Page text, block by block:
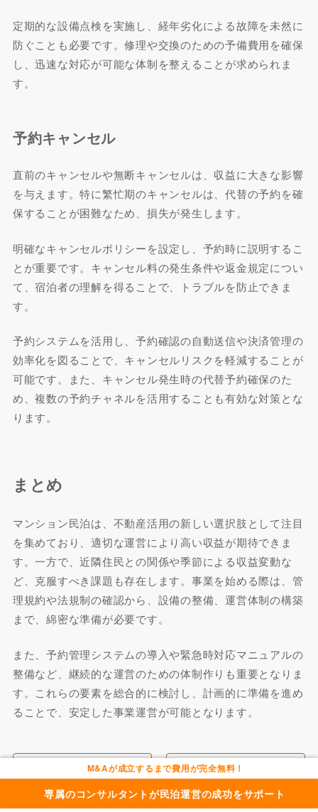
定期的な設備点検を実施し、経年劣化による故障を未然に
防ぐことも必要です。修理や交換のための予備費用を確保
し、迅速な対応が可能な体制を整えることが求められま
す。
予約キャンセル
直前のキャンセルや無断キャンセルは、収益に大きな影響
を与えます。特に繁忙期のキャンセルは、代替の予約を確
保することが困難なため、損失が発生します。
明確なキャンセルポリシーを設定し、予約時に説明するこ
とが重要です。キャンセル料の発生条件や返金規定につい
て、宿泊者の理解を得ることで、トラブルを防止できま
す。
予約システムを活用し、予約確認の自動送信や決済管理の
効率化を図ることで、キャンセルリスクを軽減することが
可能です。また、キャンセル発生時の代替予約確保のた
め、複数の予約チャネルを活用することも有効な対策とな
ります。
まとめ
マンション民泊は、不動産活用の新しい選択肢として注目
を集めており、適切な運営により高い収益が期待できま
す。一方で、近隣住民との関係や季節による収益変動な
ど、克服すべき課題も存在します。事業を始める際は、管
理規約や法規制の確認から、設備の整備、運営体制の構築
まで、綿密な準備が必要です。
また、予約管理システムの導入や緊急時対応マニュアルの
整備など、継続的な運営のための体制作りも重要となりま
す。これらの要素を総合的に検討し、計画的に準備を進め
ることで、安定した事業運営が可能となります。
ゲスト・運営トラブル
M&Aが成立するまで費用が完全無料！
専属のコンサルタントが民泊運営の成功をサポート